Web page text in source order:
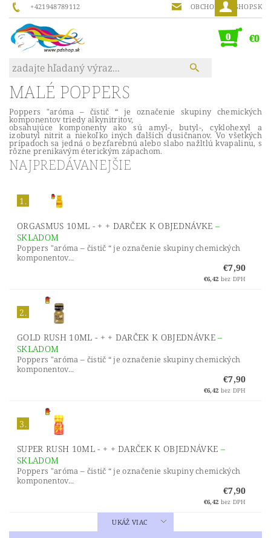
+421948789112 OBCHOD@PDSHOP.SK
0 €0
MALÉ POPPERS
Poppers "aróma – čistič “ je označenie skupiny chemických
komponentov triedy alkynitritov,
obsahujúce komponenty ako sú amyl-, butyl-, cyklohexyl a
izobutyl nitrit a niekoľko iných ďalších dusičnanov. Vo všetkých
prípadoch sa jedná o bezfarebnú alebo slabo nažltlú kvapalinu, s
rôzne prenikavým éterickým zápachom.
NAJPREDÁVANEJŠIE
1.
ORGASMUS 10ML - + + DARČEK K OBJEDNÁVKE –
SKLADOM
Poppers "aróma – čistič “ je označenie skupiny chemických
komponentov...
€7,90
€6,42 bez DPH
2.
GOLD RUSH 10ML - + + DARČEK K OBJEDNÁVKE–
SKLADOM
Poppers "aróma – čistič “ je označenie skupiny chemických
komponentov...
€7,90
€6,42 bez DPH
3.
SUPER RUSH 10ML - + + DARČEK K OBJEDNÁVKE –
SKLADOM
Poppers "aróma – čistič “ je označenie skupiny chemických
komponentov...
€7,90
€6,42 bez DPH
UKÁŽ VIAC